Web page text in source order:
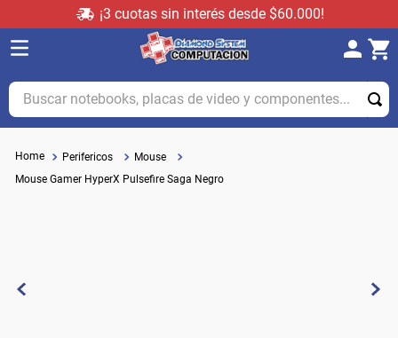
¡3 cuotas sin interés desde $60.000!
Buscar notebooks, placas de video y componentes...
Perifericos
Mouse
Mouse Gamer HyperX Pulsefire Saga Negro